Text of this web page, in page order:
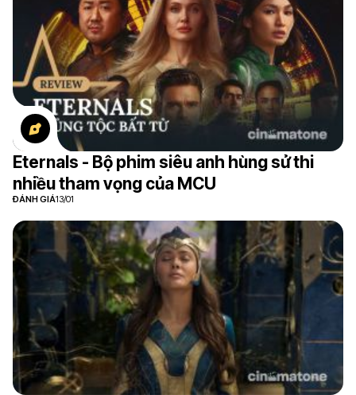
Eternals - Bộ phim siêu anh hùng sử thi
nhiều tham vọng của MCU
ĐÁNH GIÁ13/01